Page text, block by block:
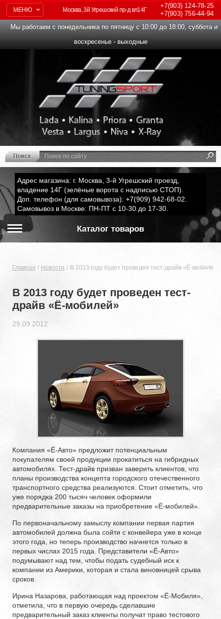
МЕНЮ
+7(903)124-78-25
+7(903)756-44-94
Москва, 3й Угрешский пр-д вл14Г
Мы работаем с понедельника по пятницу с 10:00 до 18:00, суббота и
воскресенье - выходные
Адрес магазина: г. Москва, 3-й Угрешский проезд,
владение 14Г (зелёные ворота с надписью СТОП).
Доп. телефон (для самовывоза): +7(909) 942-68-02.
Самовывоз в Москве: ПН-ПТ с 10-30 до 17-30.
Каталог товаров
Главная Новости В 2013 году будет проведен тест-драйв «Ё-мобилей»
В 2013 году будет проведен тест-
драйв «Ё-мобилей»
29.09.2012
Компания «Ё-Авто» предложит потенциальным
покупателям своей продукции прокатиться на гибридных
автомобилях. Тест-драйв призван заверить клиентов, что
планы производства концепта городского отечественного
транспортного средства реализуются. Стоит отметить, что
уже порядка 200 тысяч человек оформили
предварительные заказы на приобретение «Ё-мобилей».
По первоначальному замыслу компании первая партия
автомобилей должна была сойти с конвейера уже в конце
этого года, но теперь производство начнется только в
первых числах 2015 года. Представители «Ё-Авто»
подумывают над тем, чтобы подать судебный иск к
компании из Америки, которая и стала виновницей срыва
сроков.
Ирина Назарова, работающая над проектом «Ё-Мобиля»,
отметила, что в первую очередь сделавшие
предварительный заказ клиенты получат право тестового